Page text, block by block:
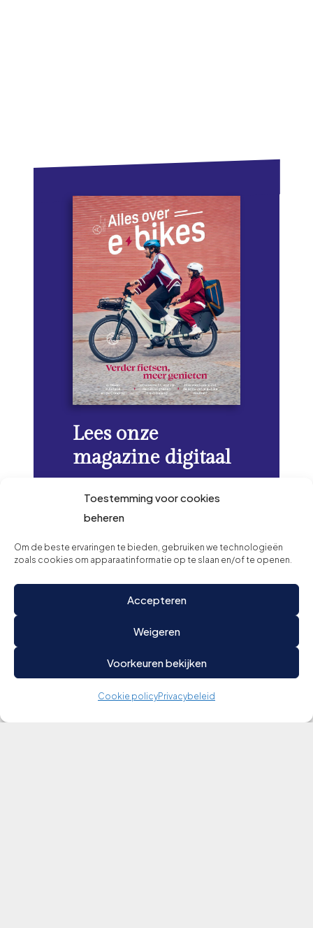
Toestemming voor cookies
beheren
Om de beste ervaringen te bieden, gebruiken we technologieën
zoals cookies om apparaatinformatie op te slaan en/of te openen.
Accepteren
Weigeren
Voorkeuren bekijken
Cookie policyPrivacybeleid
Lees onze
magazine digitaal
Verder lezen